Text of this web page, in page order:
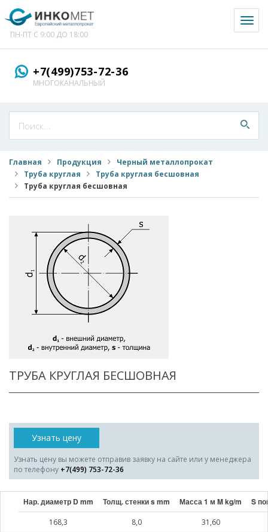
ПН-ПТ С 9:00 ДО 18:00
+7(499)753-72-36
МНОГОКАНАЛЬНЫЙ
Главная Продукция
Черный металлопрокат
Труба круглая
Труба круглая бесшовная
Труба круглая бесшовная
ТРУБА КРУГЛАЯ БЕСШОВНАЯ
Узнать цену
Узнать цену вы можете отправив заявку на сайте или у менеджера
по телефону +7(499) 753-72-36
Нар. диаметр D mm Толщ. стенки s mm Масса 1 м M kg/m S
168,3 8,0 31,60